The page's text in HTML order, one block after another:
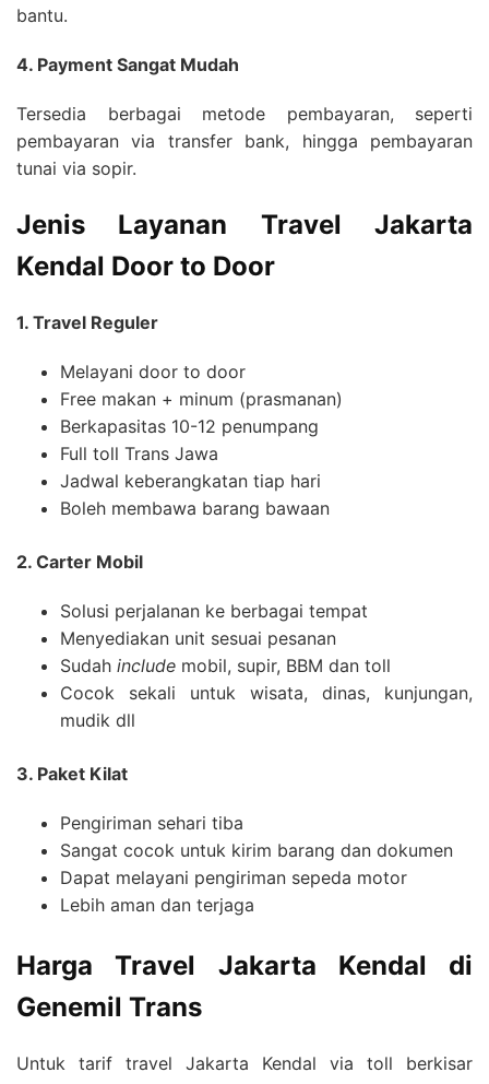
bantu.
4. Payment Sangat Mudah
Tersedia berbagai metode pembayaran, seperti
pembayaran via transfer bank, hingga pembayaran
tunai via sopir.
Jenis Layanan Travel Jakarta
Kendal Door to Door
1. Travel Reguler
Melayani door to door
Free makan + minum (prasmanan)
Berkapasitas 10-12 penumpang
Full toll Trans Jawa
Jadwal keberangkatan tiap hari
Boleh membawa barang bawaan
2. Carter Mobil
Solusi perjalanan ke berbagai tempat
Menyediakan unit sesuai pesanan
Sudah include mobil, supir, BBM dan toll
Cocok sekali untuk wisata, dinas, kunjungan,
mudik dll
3. Paket Kilat
Pengiriman sehari tiba
Sangat cocok untuk kirim barang dan dokumen
Dapat melayani pengiriman sepeda motor
Lebih aman dan terjaga
HargaTravel Jakarta Kendal di
Genemil Trans
Untuk tarif travel Jakarta Kendal via toll berkisar